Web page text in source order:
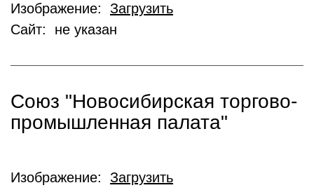
Изображение: Загрузить
Сайт: не указан
Союз "Новосибирская торгово-
промышленная палата"
Изображение: Загрузить